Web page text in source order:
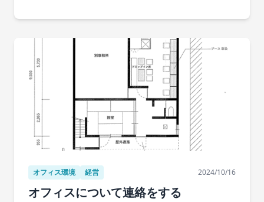
オフィス環境 経営 2024/10/16
オフィスについて連絡をする